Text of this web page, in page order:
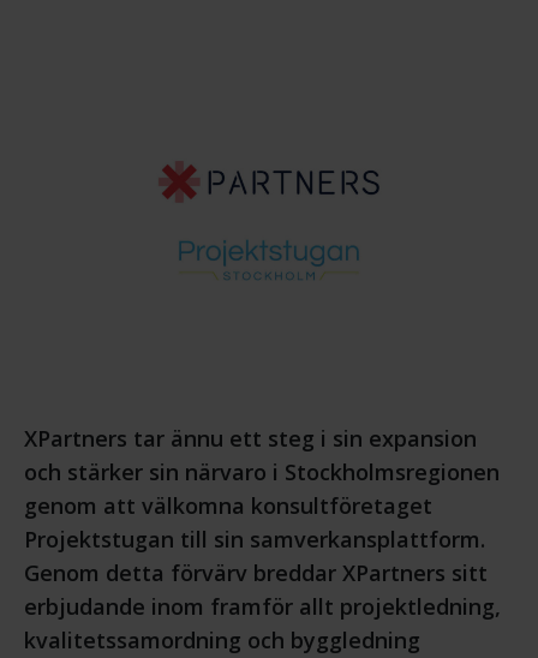
XPartners tar ännu ett steg i sin expansion
och stärker sin närvaro i Stockholmsregionen
genom att välkomna konsultföretaget
Projektstugan till sin samverkansplattform.
Genom detta förvärv breddar XPartners sitt
erbjudande inom framför allt projektledning,
kvalitetssamordning och byggledning